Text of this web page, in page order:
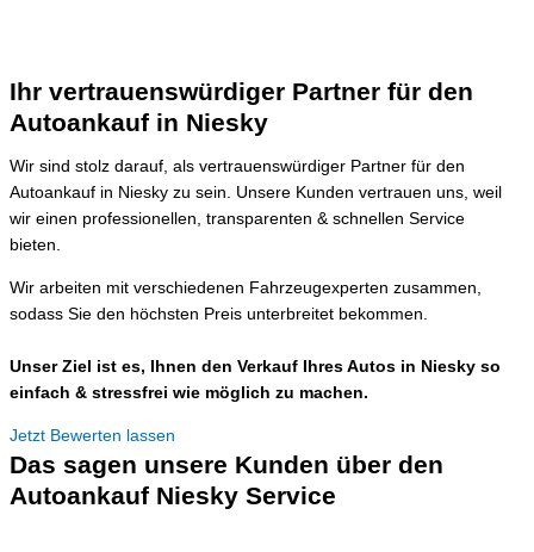
Ihr vertrauenswürdiger Partner für den
Autoankauf in Niesky
Wir sind stolz darauf, als vertrauenswürdiger Partner für den
Autoankauf in Niesky zu sein. Unsere Kunden vertrauen uns, weil
wir einen professionellen, transparenten & schnellen Service
bieten.
Wir arbeiten mit verschiedenen Fahrzeugexperten zusammen,
sodass Sie den höchsten Preis unterbreitet bekommen.
Unser Ziel ist es, Ihnen den Verkauf Ihres Autos in Niesky so
einfach & stressfrei wie möglich zu machen.
Jetzt Bewerten lassen
Das sagen unsere Kunden über den
Autoankauf Niesky Service